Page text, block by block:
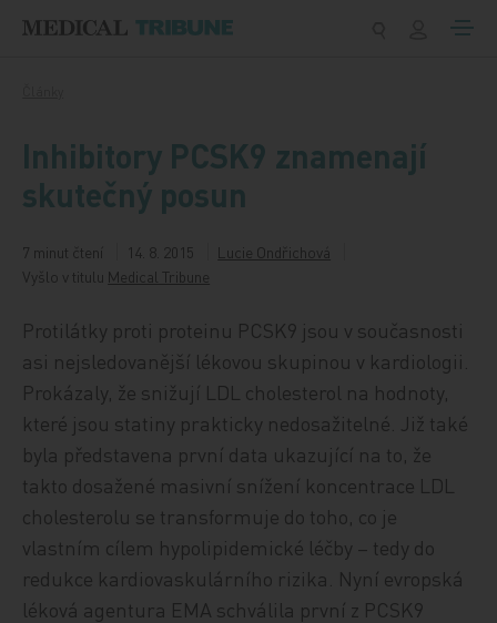
Inhibitory PCSK9 znamenají
skutečný posun
7 minut čtení 14. 8. 2015
Lucie Ondřichová
Vyšlo v titulu Medical Tribune
Protilátky proti proteinu PCSK9 jsou v současnosti
asi nejsledovanější lékovou skupinou v kardiologii.
Prokázaly, že snižují LDL cholesterol na hodnoty,
které jsou statiny prakticky nedosažitelné. Již také
byla představena první data ukazující na to, že
takto dosažené masivní snížení koncentrace LDL
cholesterolu se transformuje do toho, co je
vlastním cílem hypolipidemické léčby – tedy do
redukce kardiovaskulárního rizika. Nyní evropská
léková agentura EMA schválila první z PCSK9